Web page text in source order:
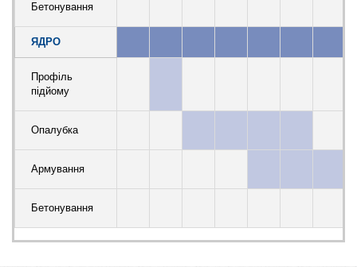
Бетонування
ЯДРО
Профіль
підйому
Опалубка
Армування
Бетонування